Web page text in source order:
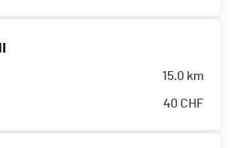
15.0 km
40 CHF